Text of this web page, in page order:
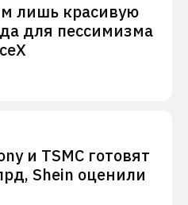
лишь красивую
для пессимизма
и TSMC готовят
Shein оценили